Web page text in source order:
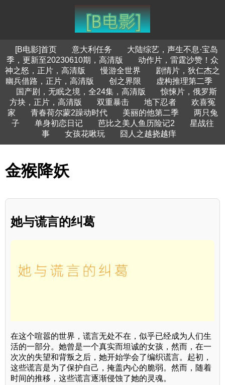
[B电影]首页 意大利任务
大陆综艺，声生不息·宝岛
季，更新至20230610期，高清版
动作片，雷霆沙赞！众
神之怒，正片，高清版
慢游全世界
剧情片，狄仁杰之
幽兵借路，正片，高清版
创之界限
虚构推理第二季
国产剧，无眠之境，全24集，高清版
惊悚片，俄罗斯
方块，正片，高清版
双重暴击 地下忍者
欢喜冤
家
青春荷尔蒙2躁动时代 美丽的他第二季
两只兔
子
单身初恋日记 芭比之美人鱼历险记2
星战往
事
女孩花啾玩 囧人之越挠越痒
金猴降妖
她与谎言的纠葛
在这个喧嚣的世界，谎言无处不在，似乎已经成为人们生
活的一部分。她曾是一个真实而坦诚的女孩，然而，在一
次次的失望和背叛之后，她开始学会了编织谎言。起初，
这些谎言是为了保护自己，掩盖内心的脆弱。然而，随着
时间的推移，这些谎言逐渐侵蚀了她的灵魂。